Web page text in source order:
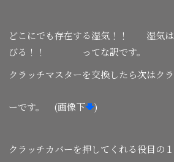
どこにでも存在する湿気！！ 湿
びる！！ ってな訳です。
クラッチマスターを交換したら次はク
ーです。 (画像下 )
クラッチカバーを押してくれる役目の１